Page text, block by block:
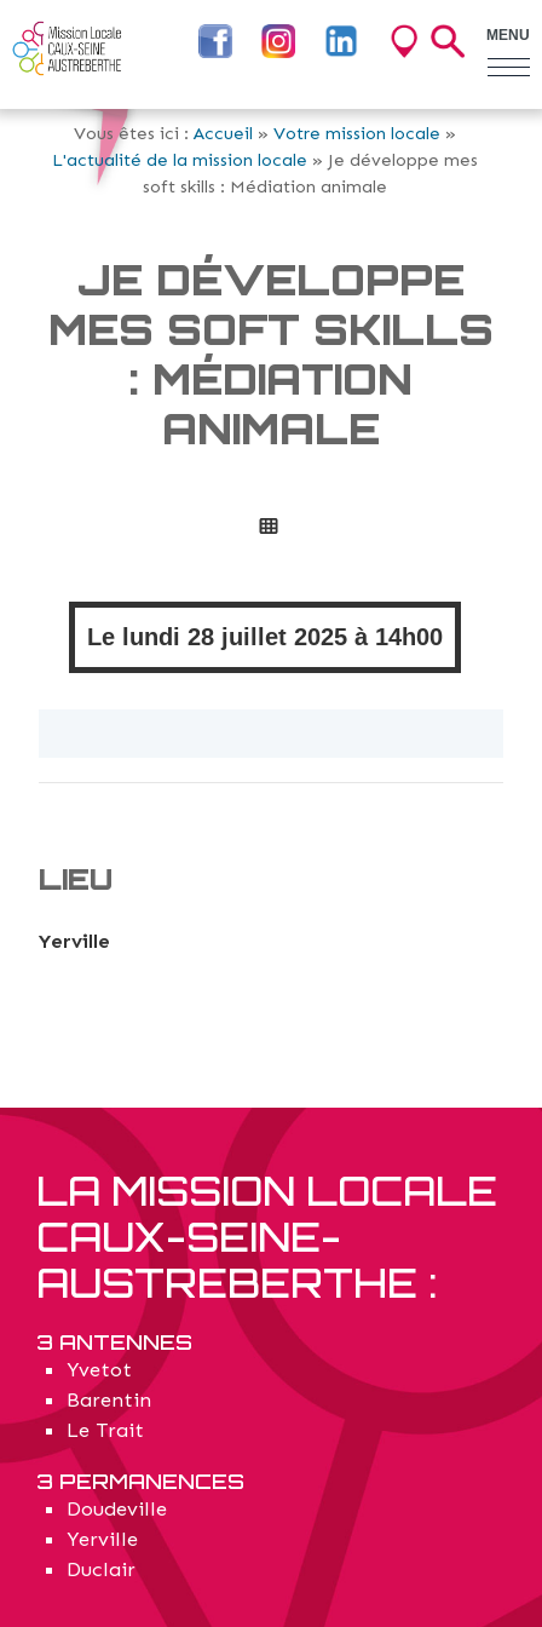
MENU
Vous êtes ici : Accueil » Votre mission locale »
L'actualité de la mission locale » Je développe mes
soft skills : Médiation animale
JE DÉVELOPPE
MES SOFT SKILLS
: MÉDIATION
ANIMALE
Le lundi 28 juillet 2025 à 14h00
LIEU
Yerville
LA MISSION LOCALE
CAUX-SEINE-
AUSTREBERTHE :
3 ANTENNES
Yvetot
Barentin
Le Trait
3 PERMANENCES
Doudeville
Yerville
Duclair